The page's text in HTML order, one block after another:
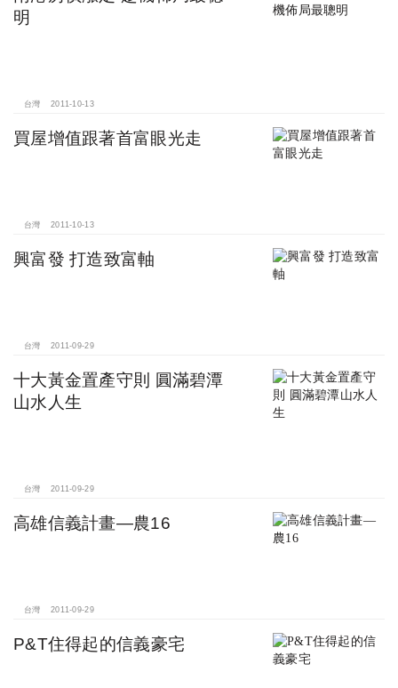
明
台灣 2011-10-13
買屋增值跟著首富眼光走
台灣 2011-10-13
興富發 打造致富軸
台灣 2011-09-29
十大黃金置產守則 圓滿碧潭
山水人生
台灣 2011-09-29
高雄信義計畫—農16
台灣 2011-09-29
P&T住得起的信義豪宅